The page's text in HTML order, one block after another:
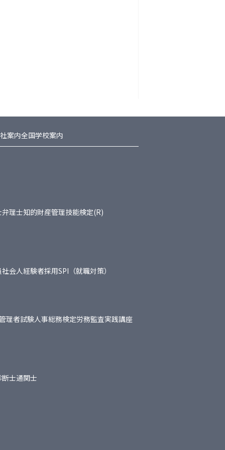
案内全国学校案内
弁理士知的財産管理技能検定(R)
社会人経験者採用SPI（就職対策）
理者試験人事総務検定労務監査実践講座
士通関士